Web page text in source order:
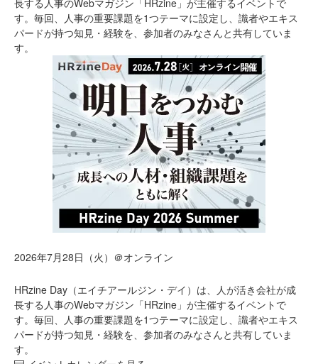
長する人事のWebマガジン「HRzine」が主催するイベントで
す。毎回、人事の重要課題を1つテーマに設定し、識者やエキス
パードが持つ知見・経験を、参加者のみなさんと共有していま
す。
2026年7月28日（火）＠オンライン
HRzine Day（エイチアールジン・デイ）は、人が活き会社が成
長する人事のWebマガジン「HRzine」が主催するイベントで
す。毎回、人事の重要課題を1つテーマに設定し、識者やエキス
パードが持つ知見・経験を、参加者のみなさんと共有していま
す。